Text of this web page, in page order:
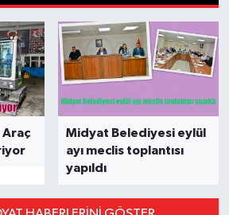
Midyat Belediyesi eylül
ayı meclis toplantısı
yapıldı
Haritası
Durumu ve Fikstür